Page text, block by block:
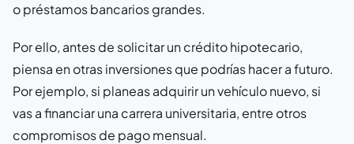
o préstamos bancarios grandes.
Por ello, antes de solicitar un crédito hipotecario,
piensa en otras inversiones que podrías hacer a futuro.
Por ejemplo, si planeas adquirir un vehículo nuevo, si
vas a financiar una carrera universitaria, entre otros
compromisos de pago mensual.